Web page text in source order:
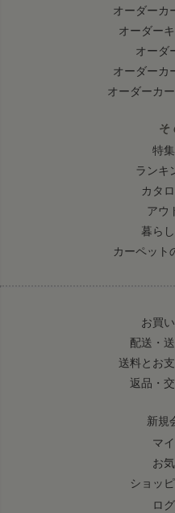
オーダーカ
オーダー
オーダ
オーダーカ
オーダーカ
そ
特
ランキ
カタ
アウ
暮ら
カーペット
お買
配送・
送料とお
返品・
新規
マ
お
ショッ
ロ